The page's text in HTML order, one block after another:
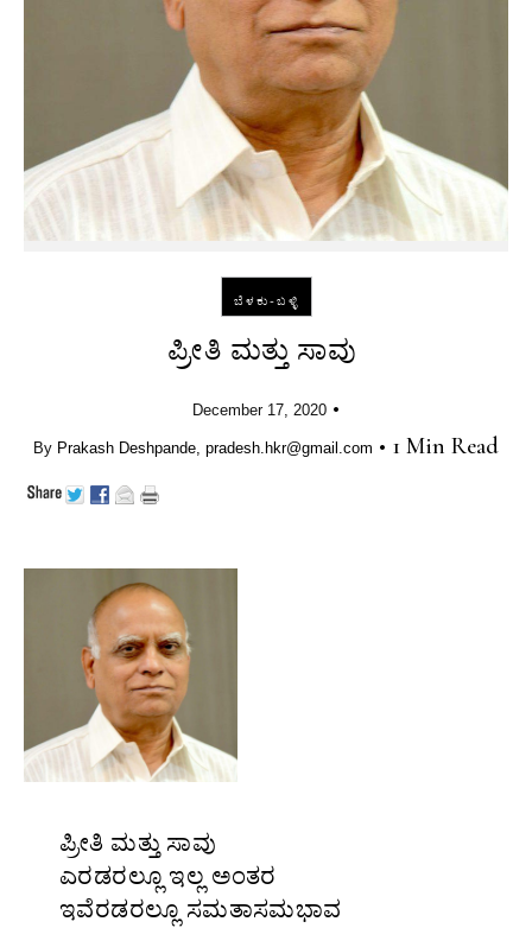
ಬೆಳಕು-ಬಳ್ಳಿ
ಪ್ರೀತಿ ಮತ್ತು ಸಾವು
December 17, 2020 •
By Prakash Deshpande, pradesh.hkr@gmail.com • 1 Min Read
ಪ್ರೀತಿ ಮತ್ತು ಸಾವು
ಎರಡರಲ್ಲೂ ಇಲ್ಲ ಅಂತರ
ಇವೆರಡರಲ್ಲೂ ಸಮತಾಸಮಭಾವ